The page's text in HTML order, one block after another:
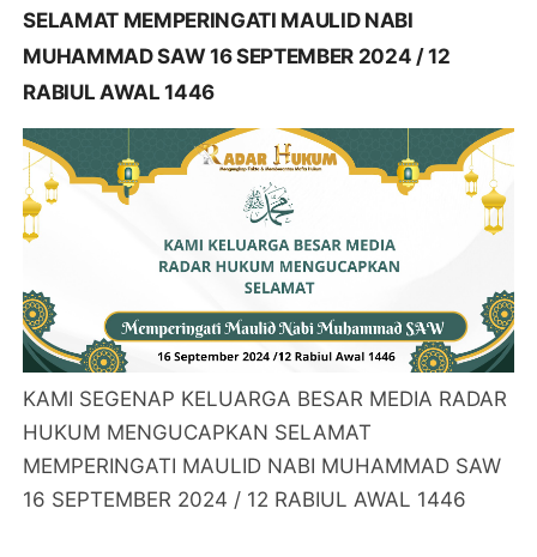
SELAMAT MEMPERINGATI MAULID NABI
MUHAMMAD SAW 16 SEPTEMBER 2024 / 12
RABIUL AWAL 1446
KAMI SEGENAP KELUARGA BESAR MEDIA RADAR
HUKUM MENGUCAPKAN SELAMAT
MEMPERINGATI MAULID NABI MUHAMMAD SAW
16 SEPTEMBER 2024 / 12 RABIUL AWAL 1446